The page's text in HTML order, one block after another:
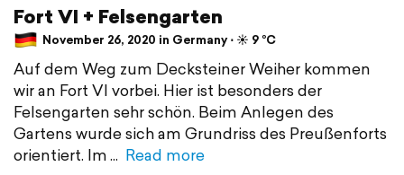
Fort VI + Felsengarten
November 26, 2020 in Germany ⋅ ☀️ 9 °C
Auf dem Weg zum Decksteiner Weiher kommen
wir an Fort VI vorbei. Hier ist besonders der
Felsengarten sehr schön. Beim Anlegen des
Gartens wurde sich am Grundriss des Preußenforts
orientiert. Im
Read more